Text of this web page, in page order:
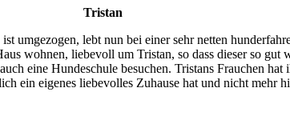
Tristan
umgezogen, lebt nun bei einer sehr netten
wohnen, liebevoll um Tristan, so dass dieser so
eine Hundeschule besuchen. Tristans Frauchen
ein eigenes liebevolles Zuhause hat und nicht mehr